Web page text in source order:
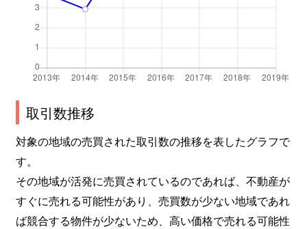
取引数推移
対象の地域の売買された取引数の推移を表したグラフで
す。
その地域が活発に売買されているのであれば、不動産が
すぐに売れる可能性があり、売買数が少ない地域であれ
ば競合する物件が少ないため、高い価格で売れる可能性